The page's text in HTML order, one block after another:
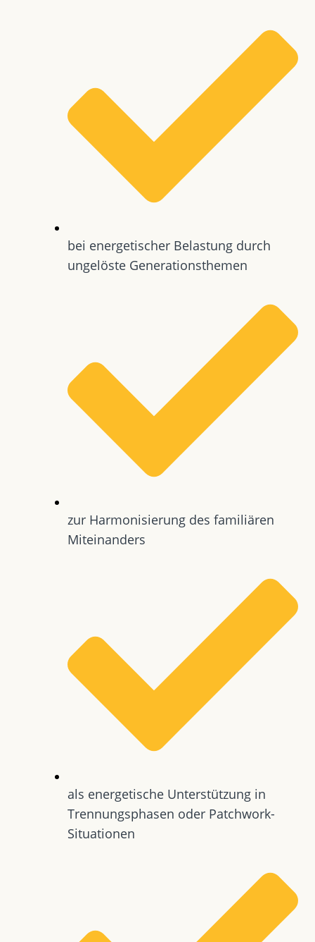
bei energetischer Belastung durch
ungelöste Generationsthemen
zur Harmonisierung des familiären
Miteinanders
als energetische Unterstützung in
Trennungsphasen oder Patchwork-
Situationen